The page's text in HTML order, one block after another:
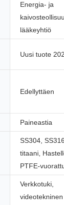
Energia- ja
lääkeyhtiö
Uusi tuote
Edellyttäen
Paineastia
SS304,
titaani,
PTFE-
Verkkotuki,